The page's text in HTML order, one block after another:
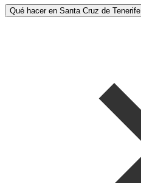
Qué hacer en Santa Cruz de Tenerife